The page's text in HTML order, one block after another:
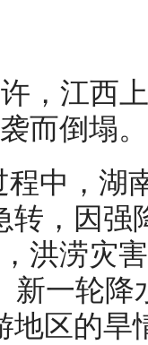
，江西
而倒塌
中，湖
转，因强
洪涝灾
新一轮
地区的旱